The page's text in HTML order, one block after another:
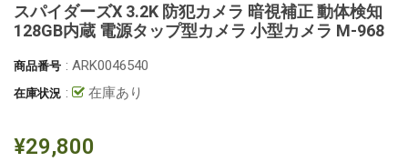
スパイダーズX 3.2K 防犯カメラ 暗視補正 動体検知
128GB内蔵 電源タップ型カメラ 小型カメラ M-968
商品番号 : ARK0046540
在庫状況 : 在庫あり
¥29,800